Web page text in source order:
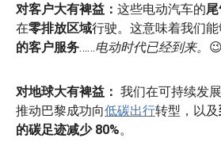
对客户大有裨益： 这些电动汽车的
在零排放区域行驶。这意味着我们能
的客户服务……电动时代已经到来。 😉
对地球大有裨益： 我们在可持续发
推动巴黎成功向低碳出行转型，以及
的碳足迹减少 80%。